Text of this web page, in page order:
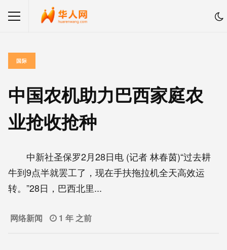
国际
中国农机助力巴西家庭农
业抢收抢种
中新社圣保罗2月28日电 (记者 林春茵)“过去耕
牛到9点半就罢工了，现在手扶拖拉机全天高效运
转。”28日，巴西北里...
网络新闻 1 年 之前